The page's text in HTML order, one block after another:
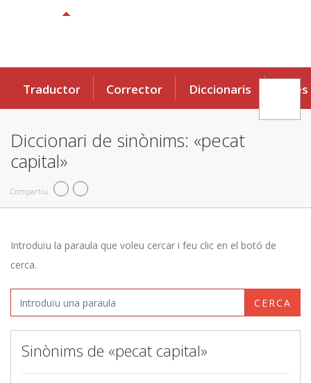
Traductor Corrector Diccionaris Eines
Diccionari de sinònims: «pecat
capital»
Compartiu
Introduïu la paraula que voleu cercar i feu clic en el botó de
cerca.
CERCA
Sinònims de «pecat capital»